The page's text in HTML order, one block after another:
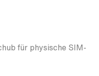
für physische SIM-